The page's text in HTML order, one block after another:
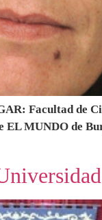
Facultad de
MUNDO de